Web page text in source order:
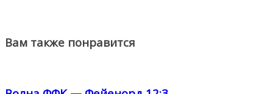
Вам также понравится